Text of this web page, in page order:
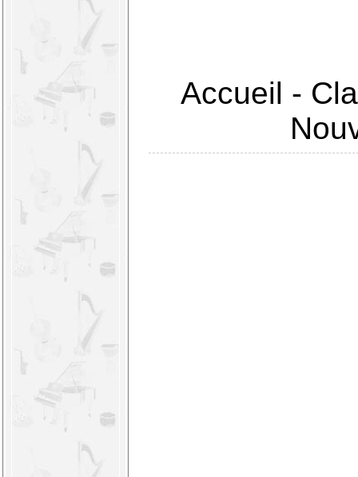
Accueil -